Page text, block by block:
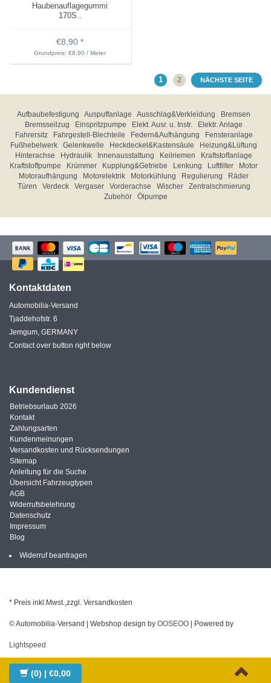
Haubenauflagegummi
170S..
€8,90 *
Grundpreis: €8,90 / Meter
1 2 NÄCHSTE SEITE
Aufbaubefestigung Auspuffanlage Ausschlag&Verkleidung
Bremsen
Bremsseilzug
Einspritzpumpe Elekt. Ausr. u. Instr.
Elektr. Anlage
Fahrersitz
Fahrgestell-Blechteile Federn&Aufhängung
Fensteranlage
Fußhebelwerk
Gelenkwelle Heckdeckel&Kastensäule
Heizung&Lüftung
Hinterachse
Hydraulik Innenausstattung Keilriemen
Kraftstoffanlage
Kraftstoffpumpe
Krümmer Kupplung&Getriebe Lenkung Luftfilter
Motor
Motoraufhängung
Motorelektrik Motorkühlung Regulierung
Räder
Türen
Verdeck Vergaser Vorderachse Wischer
Zentralschmierung
Zubehör
Ölpumpe
Kontaktdaten
Automobilia-Versand
Tjaddehofstr. 6
Jemgum, GERMANY
Contact over button right below
Kundendienst
Betriebsurlaub 2026
Kontakt
Zahlungsarten
Kundenmeinungen
Versandkosten und Rücksendungen
Sitemap
Anleitung für die Suche
Übersicht Fahrzeugtypen
AGB
Widerrufsbelehrung
Datenschutz
Impressum
Blog
Widerruf beantragen
* Preis inkl.Mwst.,zzgl. Versandkosten
© Automobilia-Versand | Webshop design by OOSEOO | Powered by
Lightspeed
(0) | €0,00